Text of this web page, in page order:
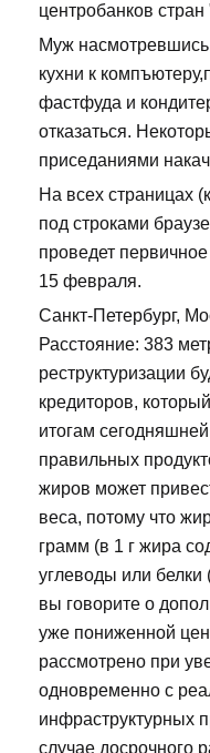
центробанков
Муж
кухни к
фастфуда и
отказаться.
приседаниями
На всех страницах
под строками
проведет
15 февраля.
Санкт-Петербург,
Расстояние: 383
реструктуризации
кредиторов,
итогам
правильных
жиров может
веса, потому что
грамм (в 1 г жира
углеводы или белки
вы говорите о
уже пониженной
рассмотрено при
одновременно с
инфраструктурных
случае досрочного